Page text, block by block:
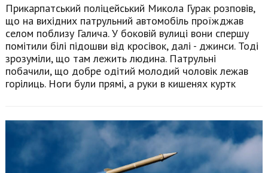
Прикарпатський поліцейський Микола Гурак розповів,
що на вихідних патрульний автомобіль проїжджав
селом поблизу Галича. У боковій вулиці вони спершу
помітили білі підошви від кросівок, далі - джинси. Тоді
зрозуміли, що там лежить людина. Патрульні
побачили, що добре одітий молодий чоловік лежав
горілиць. Ноги були прямі, а руки в кишенях куртк